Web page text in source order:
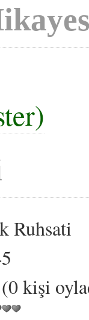
Ruhsati
kişi